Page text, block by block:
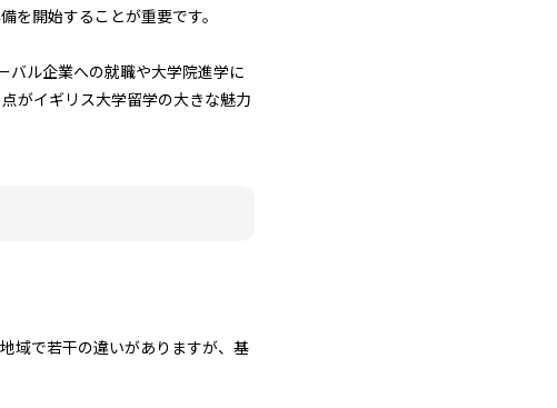
を開始することが重要です。
ル企業への就職や大学院進学に
がイギリス大学留学の大きな魅力
域で若干の違いがありますが、基